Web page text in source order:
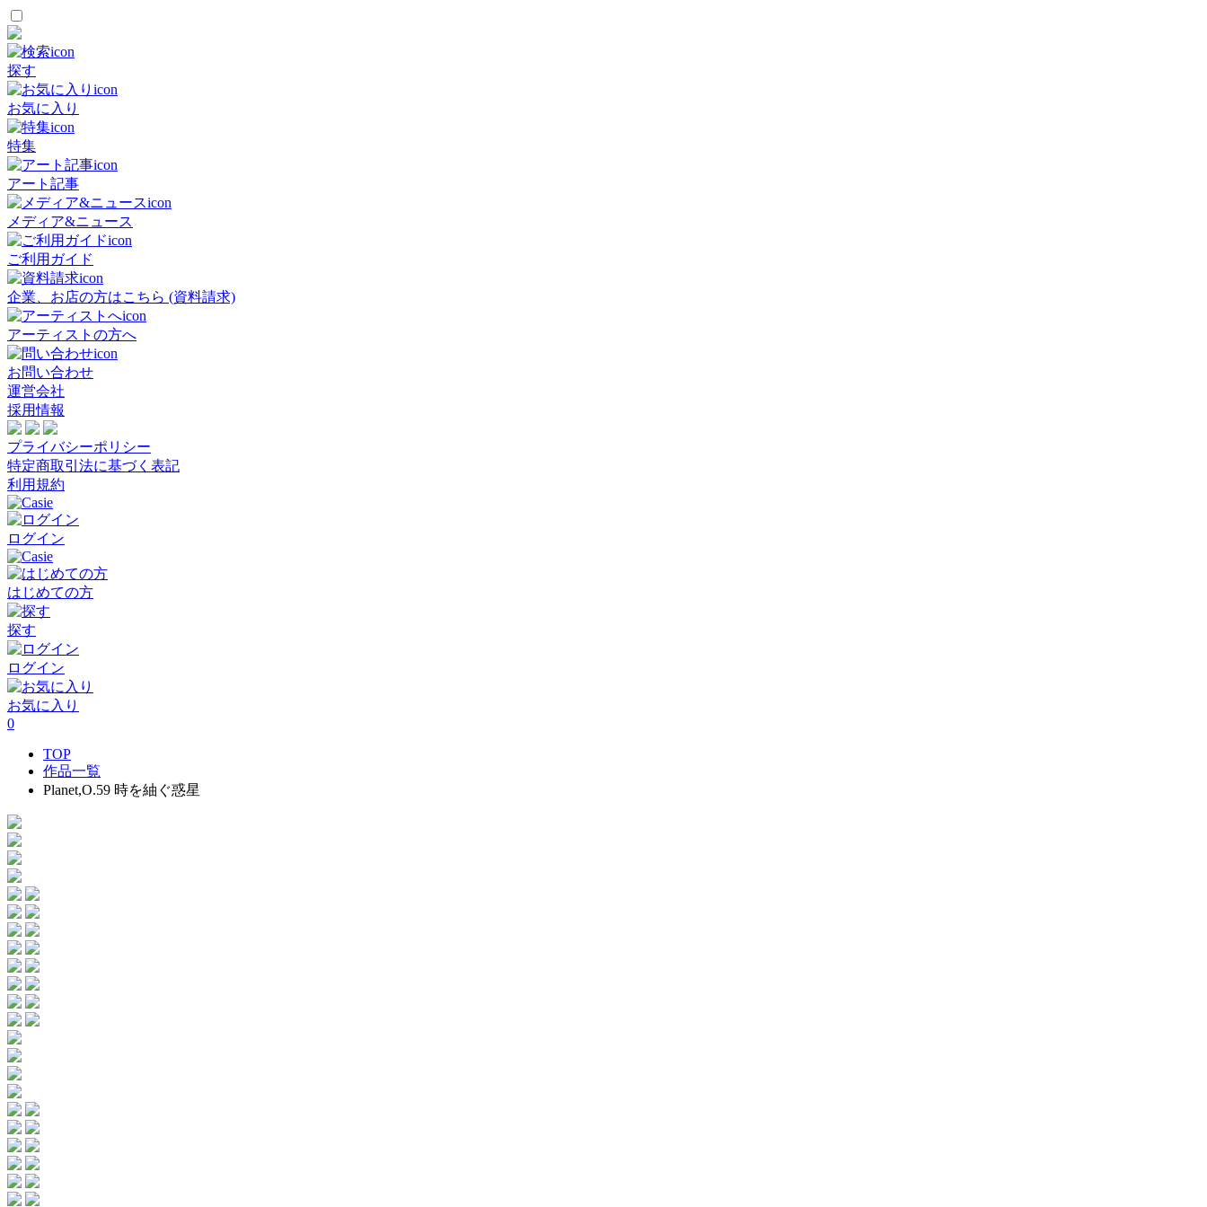
探す
お気に入り
特集
アート記事
メディア&ニュース
ご利用ガイド
企業、お店の方はこちら (資料請求)
アーティストの方へ
お問い合わせ
運営会社
採用情報
プライバシーポリシー
特定商取引法に基づく表記
利用規約
ログイン
はじめての方
探す
ログイン
お気に入り
0
TOP
作品一覧
Planet,O.59 時を紬ぐ惑星